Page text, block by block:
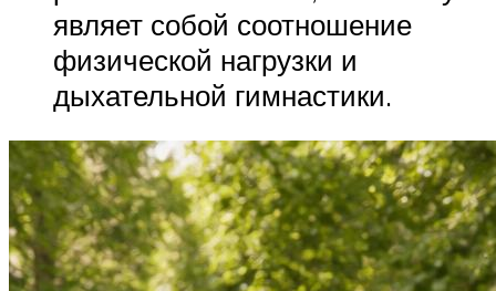
являет собой соотношение
физической нагрузки и
дыхательной гимнастики.